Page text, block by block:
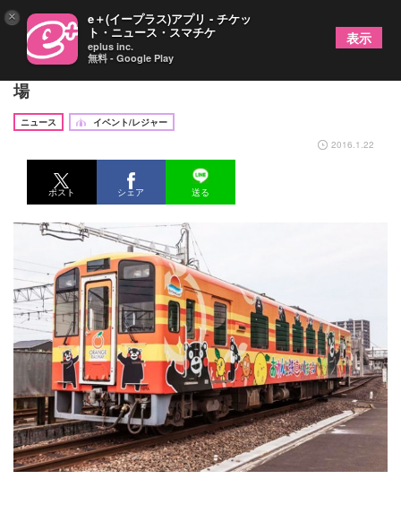
「くまモン列車」快走中！全国初の記念入場券も登
場
ニュース
イベント/レジャー
2016.1.22
ポスト シェア 送る
× e＋(イープラス)アプリ - チケッ
ト・ニュース・スマチケ
eplus inc.
無料 - Google Play
表示